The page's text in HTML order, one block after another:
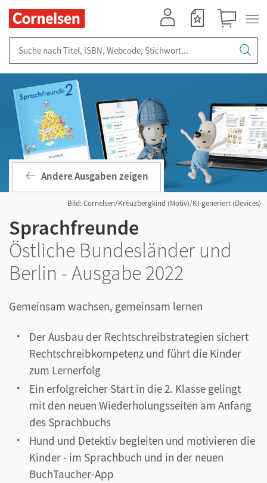
Bild: Cornelsen/Kreuzbergkind (Motiv)/KI-generiert (Devices)
Andere Ausgaben zeigen
Sprachfreunde
Östliche Bundesländer und
Berlin - Ausgabe 2022
Gemeinsam wachsen, gemeinsam lernen
Der Ausbau der Rechtschreibstrategien sichert
Rechtschreibkompetenz und führt die Kinder
zum Lernerfolg
Ein erfolgreicher Start in die 2. Klasse gelingt
mit den neuen Wiederholungsseiten am Anfang
des Sprachbuchs
Hund und Detektiv begleiten und motivieren die
Kinder - im Sprachbuch und in der neuen
BuchTaucher-App